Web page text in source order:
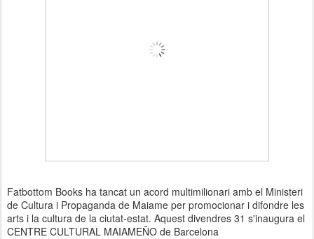
Fatbottom Books ha tancat un acord multimilionari amb el Ministeri
de Cultura i Propaganda de Maiame per promocionar i difondre les
arts i la cultura de la ciutat-estat. Aquest divendres 31 s'inaugura el
CENTRE CULTURAL MAIAMEÑO de Barcelona